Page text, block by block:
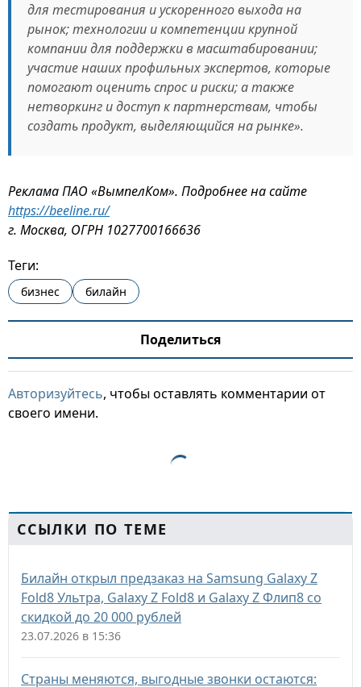
для тестирования и ускоренного выхода на
рынок; технологии и компетенции крупной
компании для поддержки в масштабировании;
участие наших профильных экспертов, которые
помогают оценить спрос и риски; а также
нетворкинг и доступ к партнерствам, чтобы
создать продукт, выделяющийся на рынке».
Реклама ПАО «ВымпелКом». Подробнее на сайте
https://beeline.ru/
г. Москва, ОГРН 1027700166636
Теги:
бизнес билайн
Поделиться
Авторизуйтесь, чтобы оставлять комментарии от
своего имени.
ССЫЛКИ ПО ТЕМЕ
Билайн открыл предзаказ на Samsung Galaxy Z
Fold8 Ультра, Galaxy Z Fold8 и Galaxy Z Флип8 со
скидкой до 20 000 рублей
23.07.2026 в 15:36
Страны меняются, выгодные звонки остаются: